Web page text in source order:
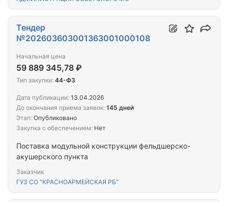
Поставка модульной конструкции фельдшерско-
акушерского пункта
Заказчик
ГУЗ СО "КРАСНОАРМЕЙСКАЯ РБ"
Тендер
№202603603001363001000108
Начальная цена
59 889 345,78 ₽
Тип закупки: 44-ФЗ
Дата публикации: 13.04.2026
До окончания приема заявок: 145 дней
Этап: Опубликовано
Закупка с обеспечением: Нет